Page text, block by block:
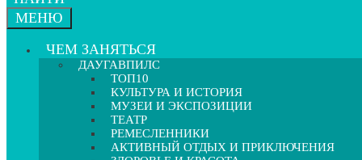
МЕНЮ
ЧЕМ ЗАНЯТЬСЯ
ДАУГАВПИЛС
ТОП10
КУЛЬТУРА И ИСТОРИЯ
МУЗЕИ И ЭКСПОЗИЦИИ
ТЕАТР
РЕМЕСЛЕННИКИ
АКТИВНЫЙ ОТДЫХ И ПРИКЛЮЧЕНИЯ